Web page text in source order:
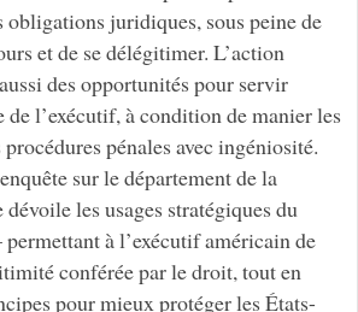
obligations juridiques, sous peine de
et de se délégitimer. L’action
des opportunités pour servir
de l’exécutif, à condition de manier les
pénales avec ingéniosité.
sur le département de la
les usages stratégiques du
à l’exécutif américain de
conférée par le droit, tout en
pour mieux protéger les États-